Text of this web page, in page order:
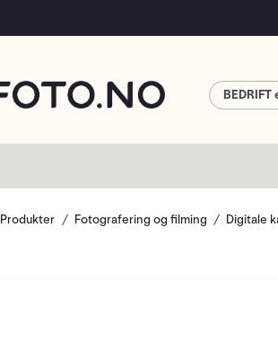
BEDRIFT
Produkter Fotografering og filming Digitale